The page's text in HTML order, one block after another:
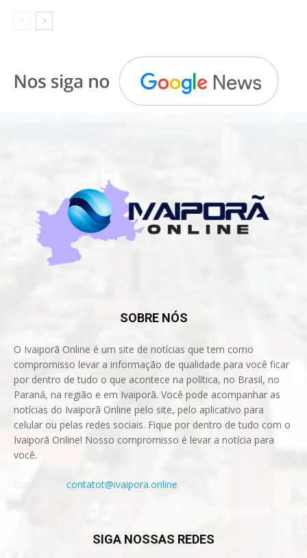
SOBRE NÓS
O Ivaiporã Online é um site de notícias que tem como
compromisso levar a informação de qualidade para você ficar
por dentro de tudo o que acontece na política, no Brasil, no
Paraná, na região e em Ivaiporã. Você pode acompanhar as
notícias do Ivaiporã Online pelo site, pelo aplicativo para
celular ou pelas redes sociais. Fique por dentro de tudo com o
Ivaiporã Online! Nosso compromisso é levar a notícia para
você.
contatot@ivaipora.online
SIGA NOSSAS REDES